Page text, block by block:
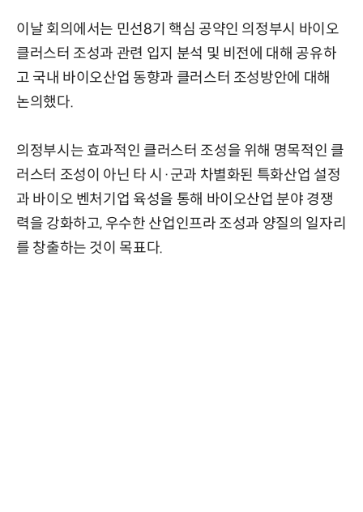
이날 회의에서는 민선8기 핵심 공약인 의정부시 바이오
클러스터 조성과 관련 입지 분석 및 비전에 대해 공유하
고 국내 바이오산업 동향과 클러스터 조성방안에 대해
논의했다.
의정부시는 효과적인 클러스터 조성을 위해 명목적인 클
러스터 조성이 아닌 타 시·군과 차별화된 특화산업 설정
과 바이오 벤처기업 육성을 통해 바이오산업 분야 경쟁
력을 강화하고, 우수한 산업인프라 조성과 양질의 일자리
를 창출하는 것이 목표다.